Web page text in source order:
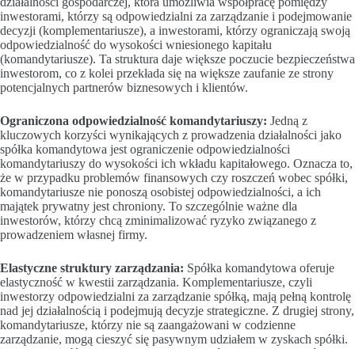
inwestorami, którzy są odpowiedzialni za zarządzanie i podejmowanie
decyzji (komplementariusze), a inwestorami, którzy ograniczają swoją
odpowiedzialność do wysokości wniesionego kapitału
(komandytariusze). Ta struktura daje większe poczucie bezpieczeństwa
inwestorom, co z kolei przekłada się na większe zaufanie ze strony
potencjalnych partnerów biznesowych i klientów.
Ograniczona odpowiedzialność komandytariuszy: Jedną z
kluczowych korzyści wynikających z prowadzenia działalności jako
spółka komandytowa jest ograniczenie odpowiedzialności
komandytariuszy do wysokości ich wkładu kapitałowego. Oznacza to,
że w przypadku problemów finansowych czy roszczeń wobec spółki,
komandytariusze nie ponoszą osobistej odpowiedzialności, a ich
majątek prywatny jest chroniony. To szczególnie ważne dla
inwestorów, którzy chcą zminimalizować ryzyko związanego z
prowadzeniem własnej firmy.
Elastyczne struktury zarządzania: Spółka komandytowa oferuje
elastyczność w kwestii zarządzania. Komplementariusze, czyli
inwestorzy odpowiedzialni za zarządzanie spółką, mają pełną kontrolę
nad jej działalnością i podejmują decyzje strategiczne. Z drugiej strony,
komandytariusze, którzy nie są zaangażowani w codzienne
zarządzanie, mogą cieszyć się pasywnym udziałem w zyskach spółki.